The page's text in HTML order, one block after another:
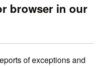
browser in our
of exceptions and